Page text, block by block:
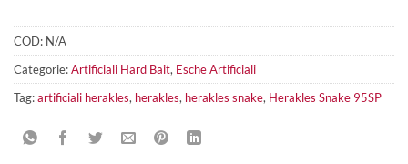
COD: N/A
Categorie:Artificiali Hard Bait, Esche Artificiali
Tag:artificiali herakles, herakles, herakles snake, Herakles Snake 95SP